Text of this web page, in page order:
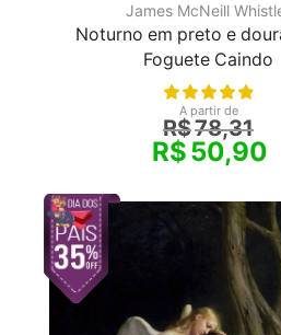
James McNeill
Noturno em preto e
Foguete Caindo
A partir de
R$78,31
R$50,90